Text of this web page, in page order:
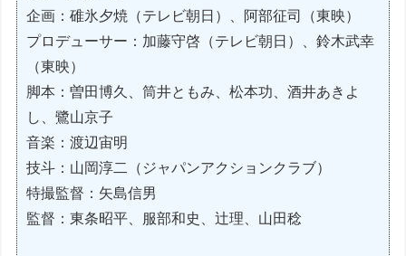
企画：碓氷夕焼（テレビ朝日）、阿部征司（東映）
プロデューサー：加藤守啓（テレビ朝日）、鈴木武幸
（東映）
脚本：曽田博久、筒井ともみ、松本功、酒井あきよ
し、鷺山京子
音楽：渡辺宙明
技斗：山岡淳二（ジャパンアクションクラブ）
特撮監督：矢島信男
監督：東条昭平、服部和史、辻理、山田稔